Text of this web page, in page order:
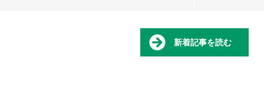
新着記事を読む